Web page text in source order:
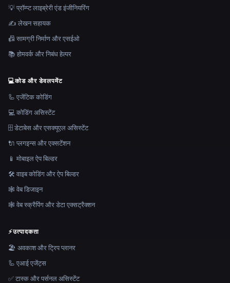
💡 प्रॉम्प्ट लाइब्रेरी एंड इंजीनियरिंग
✍️ लेखन सहायक
📠 सामग्री निर्माण और एसईओ
📚 होमवर्क और निबंध हेल्पर
💻कोड और डेवलपमेंट
🦾 एजेंटिक कोडिंग
💻 कोडिंग असिस्टेंट
🗄️ डेटाबेस और एसक्यूएल असिस्टेंट
🔌 प्लगइन्स और एक्सटेंशन
📱 मोबाइल ऐप बिल्डर
🛠️ वाइब कोडिंग और ऐप बिल्डर
🕸 वेब डिजाइन
🕸️ वेब स्क्रैपिंग और डेटा एक्सट्रैक्शन
⚡उत्पादकता
🏖 अवकाश और ट्रिप प्लानर
🦾 एआई एजेंट्स
✅ टास्क और पर्सनल असिस्टेंट